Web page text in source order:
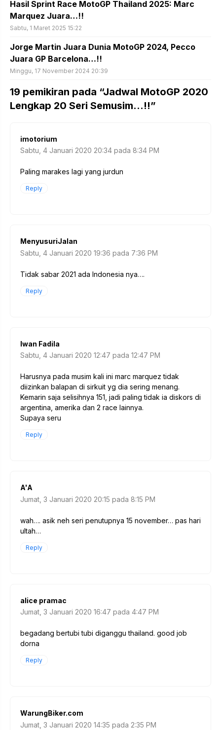
Hasil Sprint Race MotoGP Thailand 2025: Marc
Marquez Juara…!!
Sabtu, 1 Maret 2025 15:22
Jorge Martin Juara Dunia MotoGP 2024, Pecco
Juara GP Barcelona…!!
Minggu, 17 November 2024 20:39
19 pemikiran pada “Jadwal MotoGP 2020
Lengkap 20 Seri Semusim…!!”
imotorium
Sabtu, 4 Januari 2020 20:34 pada 8:34 PM
Paling marakes lagi yang jurdun
Reply
MenyusuriJalan
Sabtu, 4 Januari 2020 19:36 pada 7:36 PM
Tidak sabar 2021 ada Indonesia nya….
Reply
Iwan Fadila
Sabtu, 4 Januari 2020 12:47 pada 12:47 PM
Harusnya pada musim kali ini marc marquez tidak
diizinkan balapan di sirkuit yg dia sering menang.
Kemarin saja selisihnya 151, jadi paling tidak ia diskors di
argentina, amerika dan 2 race lainnya.
Supaya seru
Reply
A'A
Jumat, 3 Januari 2020 20:15 pada 8:15 PM
wah…. asik neh seri penutupnya 15 november… pas hari
ultah…
Reply
alice pramac
Jumat, 3 Januari 2020 16:47 pada 4:47 PM
begadang bertubi tubi diganggu thailand. good job
dorna
Reply
WarungBiker.com
Jumat, 3 Januari 2020 14:35 pada 2:35 PM